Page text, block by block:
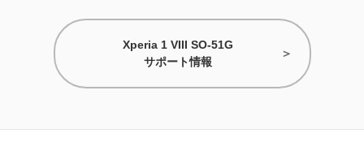
Xperia 1 VIII SO-51G
サポート情報